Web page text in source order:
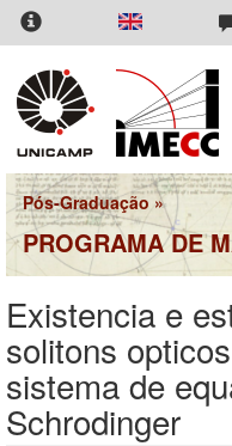
Pular
para
conteúdo
principal
Pós-Graduação »
PROGRAMA DE
Existencia e
solitons
sistema de
Schrodinger